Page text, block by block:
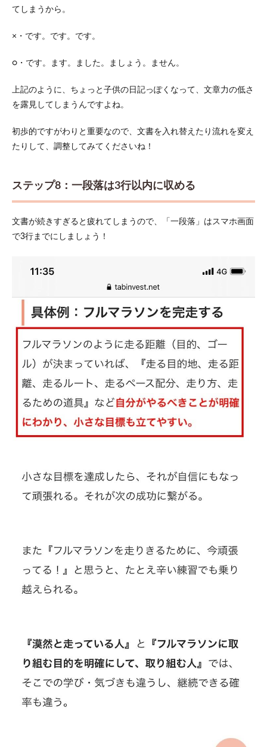
てしまうから。
×・です。です。です。
○・です。ます。ました。ましょう。ません。
上記のように、ちょっと子供の日記っぽくなって、文章力の低さ
を露見してしまうんですよね。
初歩的ですがわりと重要なので、文書を入れ替えたり流れを変え
たりして、調整してみてくださいね！
ステップ8：一段落は3行以内に収める
文書が続きすぎると疲れてしまうので、「一段落」はスマホ画面
で3行までにしましょう！